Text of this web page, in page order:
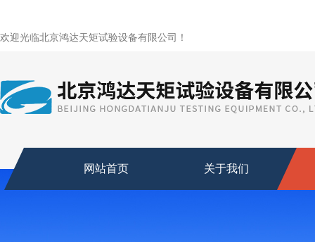
欢迎光临北京鸿达天矩试验设备有限公司！
网站首页 关于我们